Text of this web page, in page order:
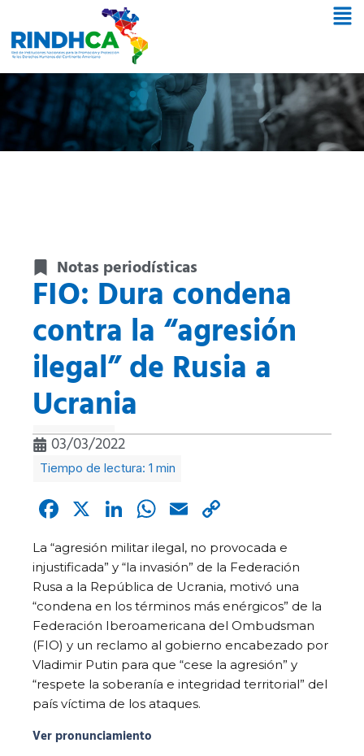
Notas periodísticas
FIO: Dura condena
contra la “agresión
ilegal” de Rusia a
Ucrania
03/03/2022
Facebook
X LinkedIn
WhatsApp
Email
Link
La “agresión militar ilegal, no provocada e
injustificada” y “la invasión” de la Federación
Rusa a la República de Ucrania, motivó una
“condena en los términos más enérgicos” de la
Federación Iberoamericana del Ombudsman
(FIO) y un reclamo al gobierno encabezado por
Vladimir Putin para que “cese la agresión” y
“respete la soberanía e integridad territorial” del
país víctima de los ataques.
Ver pronunciamiento